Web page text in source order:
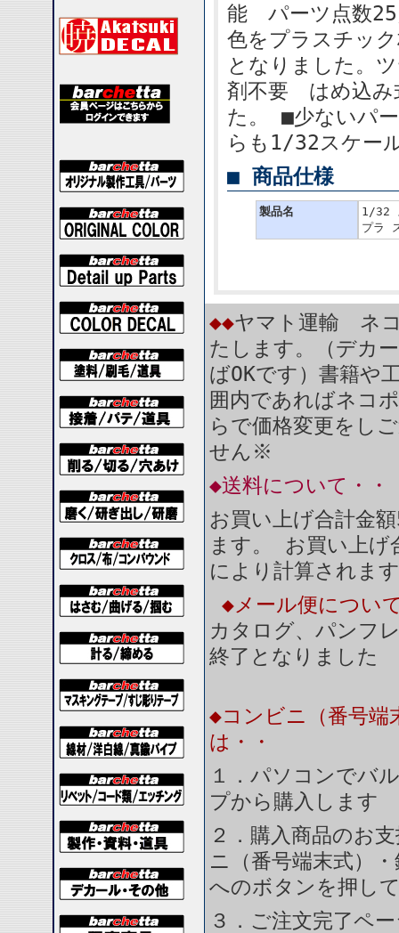
能 パーツ点数
色をプラスチッ
となりました。
剤不要 はめ込み
た。 ■少ないパ
らも1/32スケー
■ 商品仕様
製品名
1/32
プラ
◆◆ヤマト運輸 ネ
たします。（デカ
ばOKです）書籍や
囲内であればネコ
らで価格変更をし
せん※
◆送料について・・
お買い上げ合計金
ます。 お買い上
により計算されま
◆メール便につい
カタログ、パンフ
終了となりました
◆コンビニ（番号端
は・・
１．パソコンでバ
プから購入します
２．購入商品のお
ニ（番号端末式）
へのボタンを押し
３．ご注文完了ペ